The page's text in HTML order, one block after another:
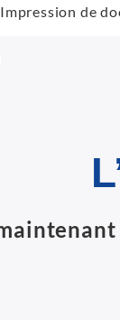
Impression de